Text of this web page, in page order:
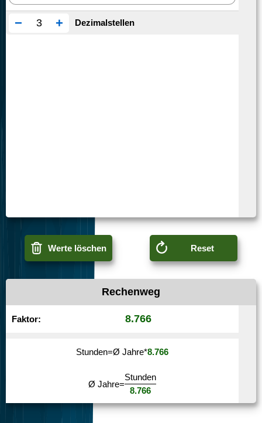
− + Dezimalstellen
Werte löschen Reset
Rechenweg
Faktor: 8.766
Stunden=Ø Jahre*8.766
Ø Jahre=
Stunden
8.766